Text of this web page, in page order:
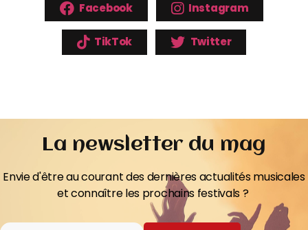
Facebook Instagram
TikTok Twitter
La newsletter du mag
Envie d'être au courant des dernières actualités musicales
et connaître les prochains festivals ?